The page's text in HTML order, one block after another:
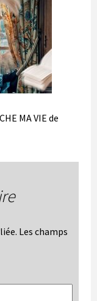
MA VIE de
Les champs